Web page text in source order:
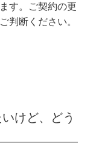
す。ご契約の更
判断ください。
けど、どう